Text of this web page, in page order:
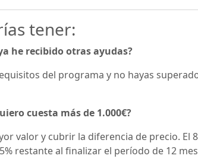
tener:
he recibido otras ayudas?
del programa y no hayas
cuesta más de 1.000€?
valor y cubrir la diferencia de precio. El
restante al finalizar el período de 12